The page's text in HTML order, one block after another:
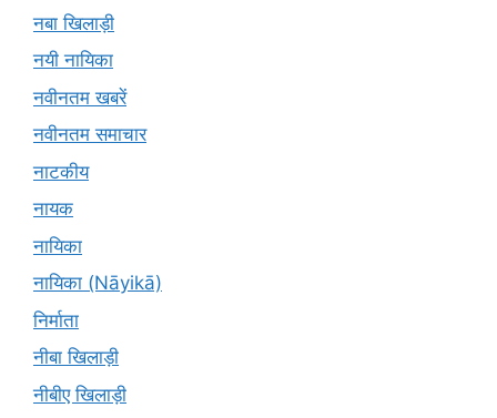
नबा खिलाड़ी
नयी नायिका
नवीनतम खबरें
नवीनतम समाचार
नाटकीय
नायक
नायिका
नायिका (Nāyikā)
निर्माता
नीबा खिलाड़ी
नीबीए खिलाड़ी